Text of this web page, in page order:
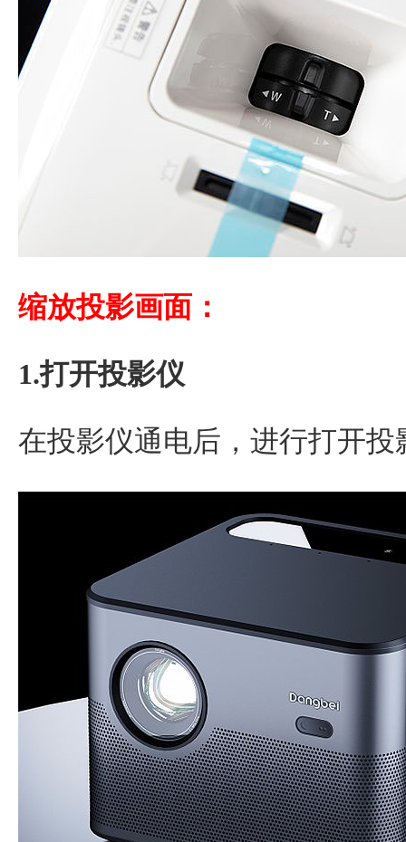
缩放投影画面：
1.打开投影仪
在投影仪通电后，进行打开投